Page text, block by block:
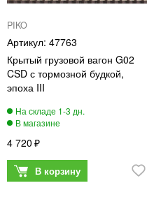
PIKO
47763
Крытый грузовой вагон G02
CSD с тормозной будкой,
эпоха III
4 720